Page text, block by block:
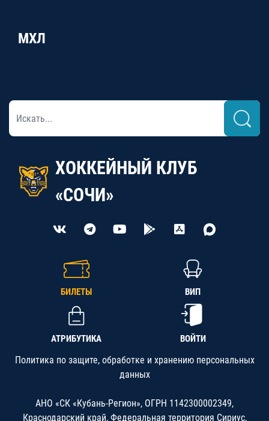
МХЛ
ХОККЕЙНЫЙ КЛУБ
«СОЧИ»
БИЛЕТЫ ВИП
АТРИБУТИКА ВОЙТИ
Политика по защите, обработке и хранению персональных
данных
АНО «СК «Кубань-Регион», ОГРН 1142300002349,
Краснодарский край, Федеральная территория Сириус,